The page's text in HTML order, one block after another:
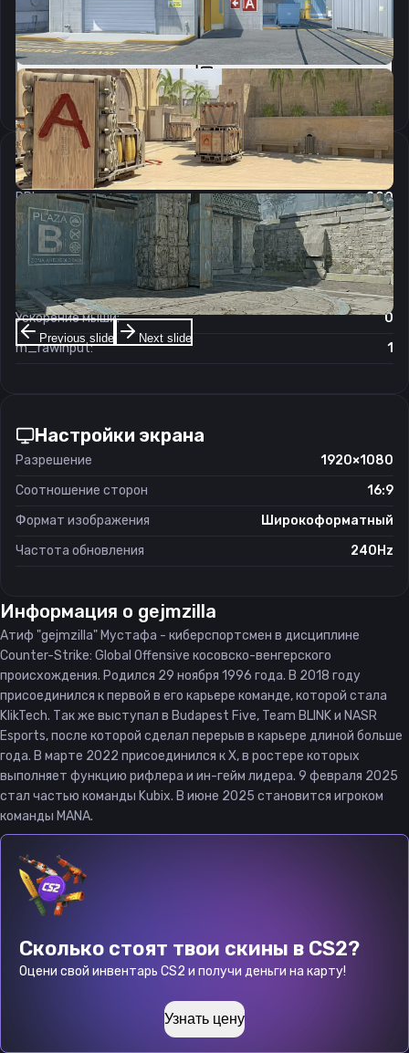
Previous slide Next slide
-console -freq 240 -tickrate 128
Скопировать
Настройки мыши
DPI:
800
Чувствительность мыши в игре:
2.5
Чувствительность мыши в зуме:
1.2
Чувствительность мыши в Windows:
6/11
Ускорение мыши:
0
m_rawinput:
1
Настройки экрана
Разрешение
1920×1080
Соотношение сторон
16:9
Формат изображения
Широкоформатный
Частота обновления
240Hz
Информация о gejmzilla
Атиф "gejmzilla" Мустафа - киберспортсмен в дисциплине
Counter-Strike: Global Offensive косовско-венгерского
происхождения. Родился 29 ноября 1996 года. В 2018 году
присоединился к первой в его карьере команде, которой стала
KlikTech. Так же выступал в Budapest Five, Team BLINK и NASR
Esports, после которой сделал перерыв в карьере длиной больше
года. В марте 2022 присоединился к X, в ростере которых
выполняет функцию рифлера и ин-гейм лидера. 9 февраля 2025
стал частью команды Kubix. В июне 2025 становится игроком
команды MANA.
Сколько стоят твои скины в CS2?
Оцени свой инвентарь CS2 и получи деньги на карту!
Узнать цену